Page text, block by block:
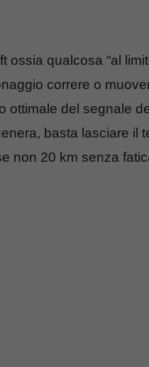
qualcosa “al
correre o
ottimale del segnale
basta lasciare il
non 20 km senza